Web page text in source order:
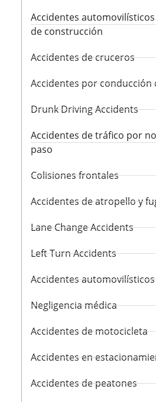
Accidentes automovilísticos
de construcción
Accidentes de cruceros
Accidentes por conducción
Drunk Driving Accidents
Accidentes de tráfico por
paso
Colisiones frontales
Accidentes de atropello y
Lane Change Accidents
Left Turn Accidents
Accidentes
Negligencia médica
Accidentes de motocicleta
Accidentes en
Accidentes de peatones